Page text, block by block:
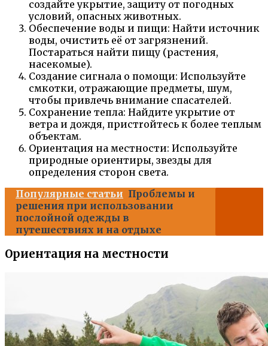
создайте укрытие, защиту от погодных
условий, опасных животных.
Обеспечение воды и пищи: Найти источник
воды, очистить её от загрязнений.
Постараться найти пищу (растения,
насекомые).
Создание сигнала о помощи: Используйте
смкотки, отражающие предметы, шум,
чтобы привлечь внимание спасателей.
Сохранение тепла: Найдите укрытие от
ветра и дождя, пристroйтесь к более теплым
объектам.
Ориентация на местности: Используйте
природные ориентиры, звезды для
определения сторон света.
Популярные статьи Проблемы и
решения при использовании
послойной одежды в
путешествиях и на отдыхе
Ориентация на местности